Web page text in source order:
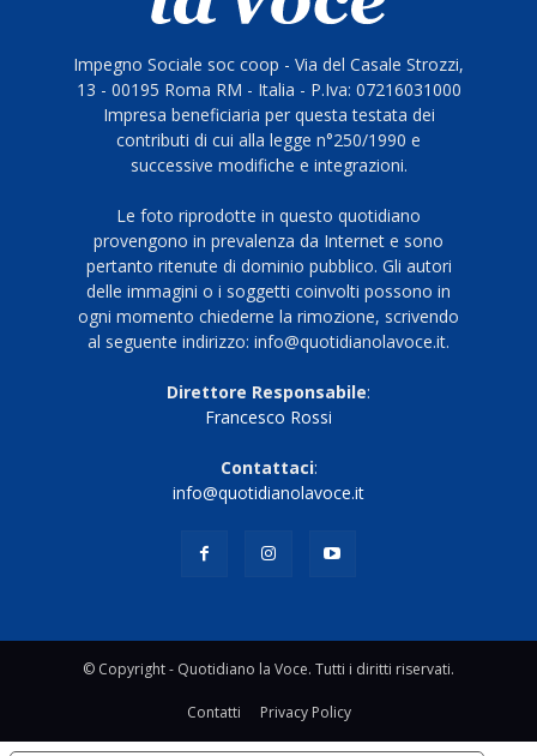
Impegno Sociale soc coop - Via del Casale Strozzi,
13 - 00195 Roma RM - Italia - P.Iva: 07216031000
Impresa beneficiaria per questa testata dei
contributi di cui alla legge n°250/1990 e
successive modifiche e integrazioni.
Le foto riprodotte in questo quotidiano
provengono in prevalenza da Internet e sono
pertanto ritenute di dominio pubblico. Gli autori
delle immagini o i soggetti coinvolti possono in
ogni momento chiederne la rimozione, scrivendo
al seguente indirizzo: info@quotidianolavoce.it.
Direttore Responsabile:
Francesco Rossi
Contattaci:
info@quotidianolavoce.it
© Copyright - Quotidiano la Voce. Tutti i diritti riservati.
Contatti Privacy Policy